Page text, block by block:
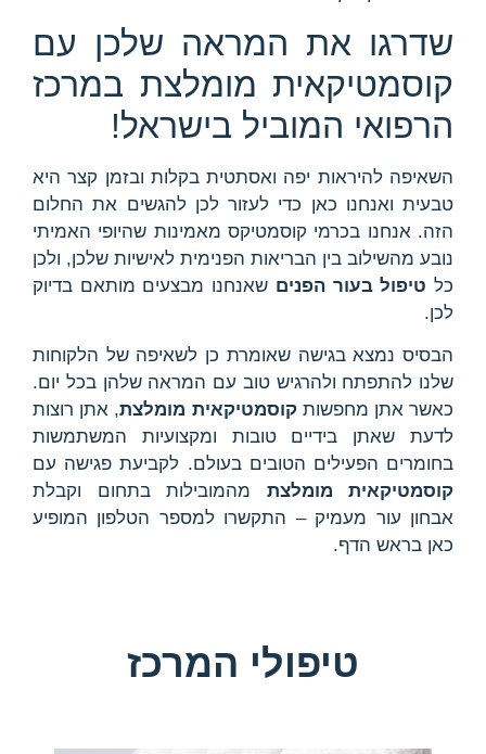
שדרגו את המראה שלכן עם
קוסמטיקאית מומלצת במרכז
הרפואי המוביל בישראל!
השאיפה להיראות יפה ואסתטית בקלות ובזמן קצר היא
טבעית ואנחנו כאן כדי לעזור לכן להגשים את החלום
הזה. אנחנו בכרמי קוסמטיקס מאמינות שהיופי האמיתי
נובע מהשילוב בין הבריאות הפנימית לאישיות שלכן, ולכן
כל טיפול בעור הפנים שאנחנו מבצעים מותאם בדיוק
לכן.
הבסיס נמצא בגישה שאומרת כן לשאיפה של הלקוחות
שלנו להתפתח ולהרגיש טוב עם המראה שלהן בכל יום.
כאשר אתן מחפשותקוסמטיקאית מומלצת, אתן רוצות
לדעת שאתן בידיים טובות ומקצועיות המשתמשות
בחומרים הפעילים הטובים בעולם. לקביעת פגישה עם
קוסמטיקאית מומלצת מהמובילות בתחום וקבלת
אבחון עור מעמיק – התקשרו למספר הטלפון המופיע
כאן בראש הדף.
טיפולי המרכז